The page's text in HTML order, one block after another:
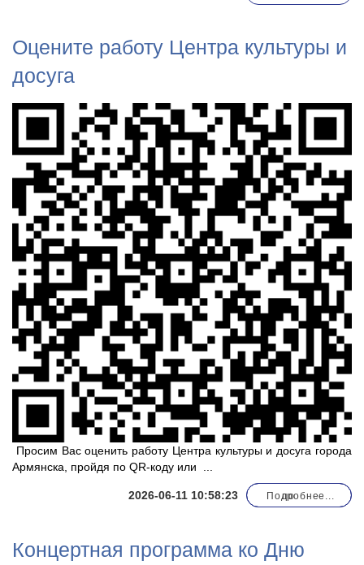
Оцените работу Центра культуры и
досуга
2026-06-11 10:58:23
Просим Вас оценить работу Центра культуры и досуга города
Армянска, пройдя по QR-коду или
по
Подробнее...
Концертная программа ко Дню